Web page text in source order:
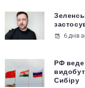
6 днів
РФ веде
Сибіру